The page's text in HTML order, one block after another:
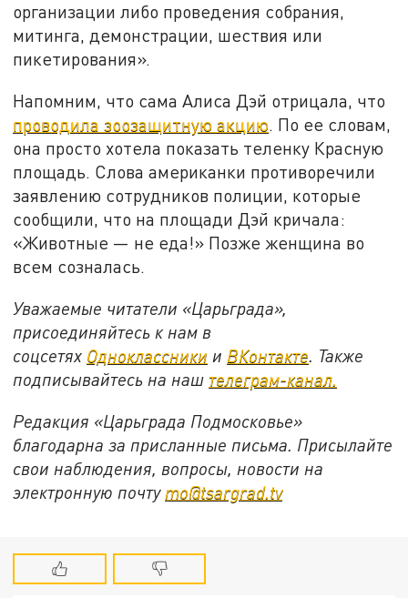
организации либо проведения собрания,
митинга, демонстрации, шествия или
пикетирования».
Напомним, что сама Алиса Дэй отрицала, что
проводила зоозащитную акцию. По ее словам,
она просто хотела показать теленку Красную
площадь. Слова американки противоречили
заявлению сотрудников полиции, которые
сообщили, что на площади Дэй кричала:
«Животные — не еда!» Позже женщина во
всем созналась.
Уважаемые читатели «Царьграда»,
присоединяйтесь к нам в
соцсетях Одноклассники и ВКонтакте. Также
подписывайтесь на наш телеграм-канал.
Редакция «Царьграда Подмосковье»
благодарна за присланные письма. Присылайте
свои наблюдения, вопросы, новости на
электронную почту mo@tsargrad.tv